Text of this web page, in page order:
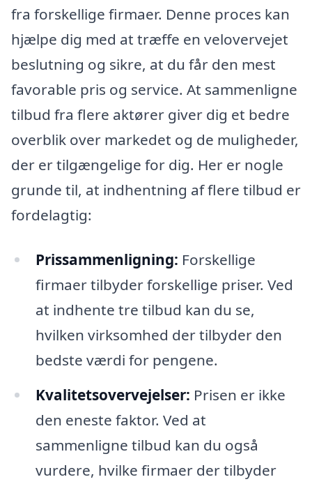
fra forskellige firmaer. Denne proces kan
hjælpe dig med at træffe en velovervejet
beslutning og sikre, at du får den mest
favorable pris og service. At sammenligne
tilbud fra flere aktører giver dig et bedre
overblik over markedet og de muligheder,
der er tilgængelige for dig. Her er nogle
grunde til, at indhentning af flere tilbud er
fordelagtig:
Prissammenligning: Forskellige
firmaer tilbyder forskellige priser. Ved
at indhente tre tilbud kan du se,
hvilken virksomhed der tilbyder den
bedste værdi for pengene.
Kvalitetsovervejelser: Prisen er ikke
den eneste faktor. Ved at
sammenligne tilbud kan du også
vurdere, hvilke firmaer der tilbyder